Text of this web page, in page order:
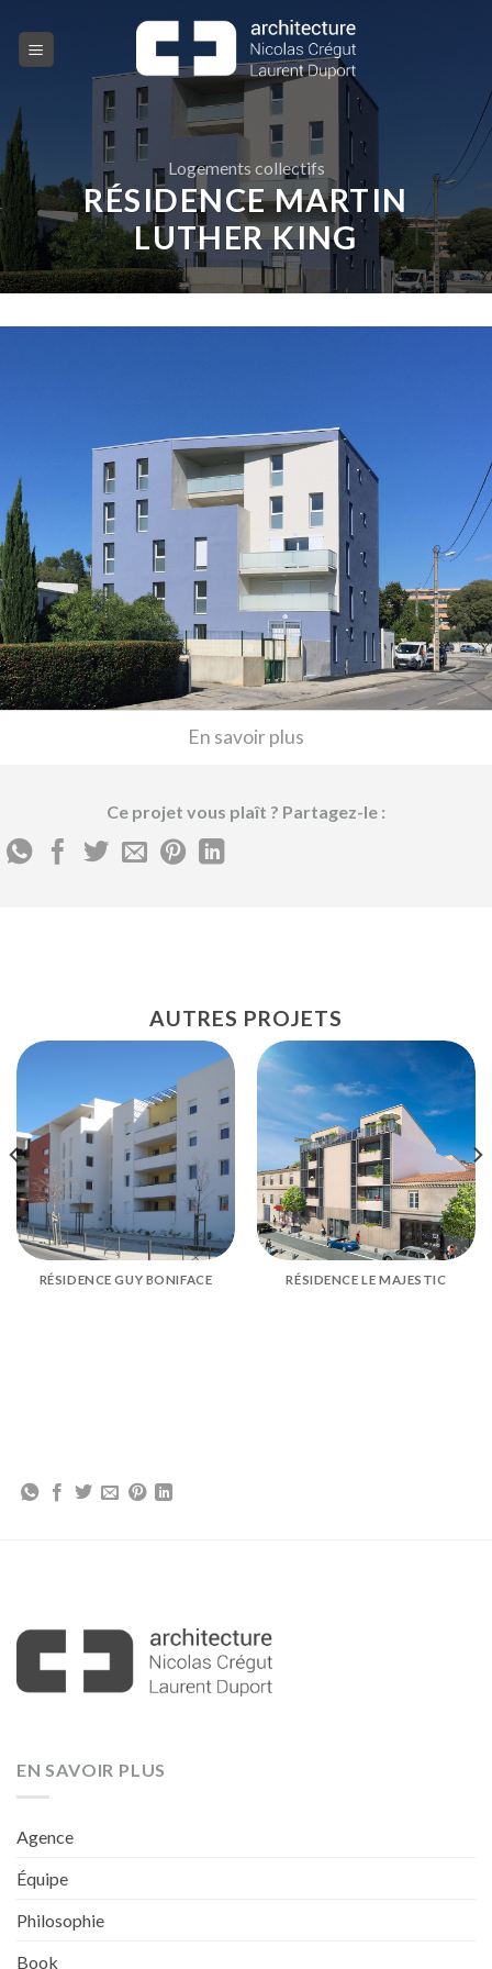
content
Logements collectifs
RÉSIDENCE MARTIN
LUTHER KING
En savoir plus
Ce projet vous plaît ? Partagez-le :
AUTRES PROJETS
RÉSIDENCE GUY BONIFACE RÉSIDENCE LE MAJESTIC
EN SAVOIR PLUS
Agence
Équipe
Philosophie
Book